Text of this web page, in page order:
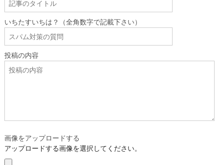
いちたすいちは？（全角数字で記載下さい）
投稿の内容
画像をアップロードする
アップロードする画像を選択してください。